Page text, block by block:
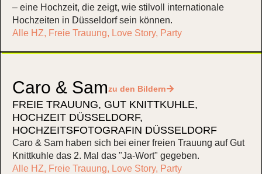
– eine Hochzeit, die zeigt, wie stilvoll internationale
Hochzeiten in Düsseldorf sein können.
Alle HZ, Freie Trauung, Love Story, Party
Caro & Samzu den Bildern
FREIE TRAUUNG, GUT KNITTKUHLE,
HOCHZEIT DÜSSELDORF,
HOCHZEITSFOTOGRAFIN DÜSSELDORF
Caro & Sam haben sich bei einer freien Trauung auf Gut
Knittkuhle das 2. Mal das "Ja-Wort" gegeben.
Alle HZ, Freie Trauung, Love Story, Party